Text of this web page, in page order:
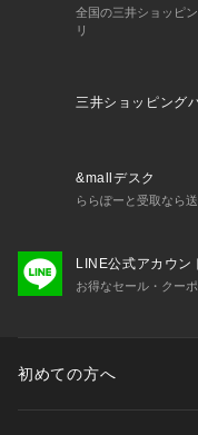
全国の三井ショッピ
リ
三井ショッピング
&mallデスク
ららぽーと受取なら
LINE公式アカウン
お得なセール・クー
初めての方へ